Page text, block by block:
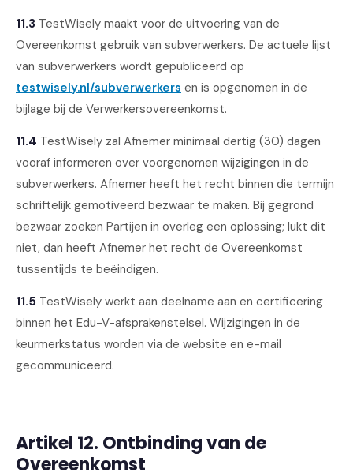
11.3 TestWisely maakt voor de uitvoering van de
Overeenkomst gebruik van subverwerkers. De actuele lijst
van subverwerkers wordt gepubliceerd op
testwisely.nl/subverwerkers en is opgenomen in de
bijlage bij de Verwerkersovereenkomst.
11.4 TestWisely zal Afnemer minimaal dertig (30) dagen
vooraf informeren over voorgenomen wijzigingen in de
subverwerkers. Afnemer heeft het recht binnen die termijn
schriftelijk gemotiveerd bezwaar te maken. Bij gegrond
bezwaar zoeken Partijen in overleg een oplossing; lukt dit
niet, dan heeft Afnemer het recht de Overeenkomst
tussentijds te beëindigen.
11.5 TestWisely werkt aan deelname aan en certificering
binnen het Edu-V-afsprakenstelsel. Wijzigingen in de
keurmerkstatus worden via de website en e-mail
gecommuniceerd.
Artikel 12. Ontbinding van de
Overeenkomst